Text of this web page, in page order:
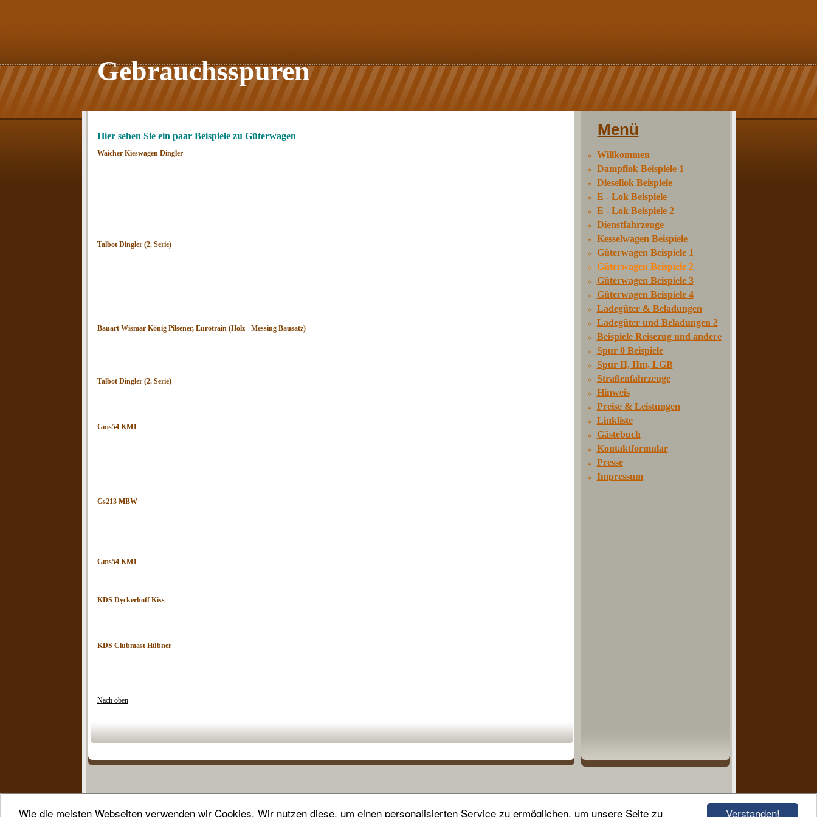
Verstanden!
Wie die meisten Webseiten verwenden wir Cookies. Wir nutzen diese, um einen personalisierten Service zu ermöglichen, um unsere Seite zu
Gebrauchsspuren
Hier sehen Sie ein paar Beispiele zu Güterwagen
Waicher Kieswagen Dingler
Talbot Dingler (2. Serie)
Bauart Wismar König Pilsener, Eurotrain (Holz - Messing Bausatz)
Talbot Dingler (2. Serie)
Gms54 KM1
Gs213 MBW
Gms54 KM1
KDS Dyckerhoff Kiss
KDS Clubmast Hübner
Nach oben
Menü
Willkommen
Dampflok Beispiele 1
Diesellok Beispiele
E - Lok Beispiele
E - Lok Beispiele 2
Dienstfahrzeuge
Kesselwagen Beispiele
Güterwagen Beispiele 1
Güterwagen Beispiele 2
Güterwagen Beispiele 3
Güterwagen Beispiele 4
Ladegüter & Beladungen
Ladegüter und Beladungen 2
Beispiele Reisezug und andere
Spur 0 Beispiele
Spur II, IIm, LGB
Straßenfahrzeuge
Hinweis
Preise & Leistungen
Linkliste
Gästebuch
Kontaktformular
Presse
Impressum